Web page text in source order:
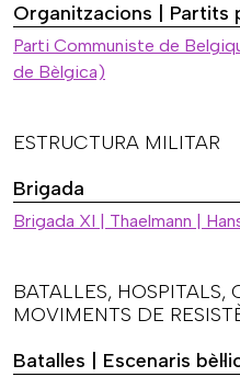
Organitzacions | Partits
Parti Communiste de
de Bèlgica)
ESTRUCTURA MILITAR
Brigada
Brigada XI | Thaelmann |
BATALLES, HOSPITALS,
MOVIMENTS DE
Batalles | Escenaris